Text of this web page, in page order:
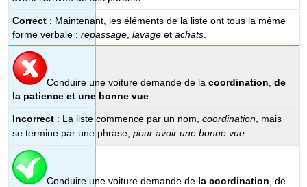
Correct : Maintenant, les éléments de la liste ont tous la même
forme verbale :repassage,lavage etachats.
Conduire une voiture demande de lacoordination ,de
la patience et une bonne vue
Incorrect : La liste commence par un nom,coordination, mais
se termine par une phrase,pour avoir une bonne vue.
Conduire une voiture demande de la coordination , de